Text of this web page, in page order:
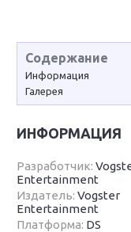
Содержание
Информация
Галерея
ИНФОРМАЦИЯ
Разработчик:
Entertainment
Издатель:Vogster
Entertainment
Платформа: DS